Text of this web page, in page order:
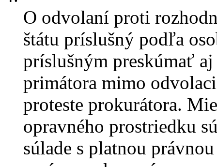
O odvolaní proti
štátu príslušný podľa
príslušným preskúmať
primátora mimo
proteste prokurátora.
opravného prostriedku
súlade s platnou